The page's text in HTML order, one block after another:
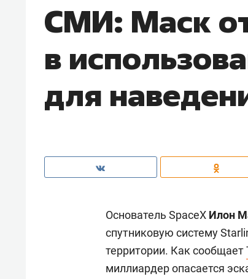
СМИ: Маск
в
для
Основатель SpaceX Илон
спутниковую систему
территории. Как сообщает
миллиардер опасается